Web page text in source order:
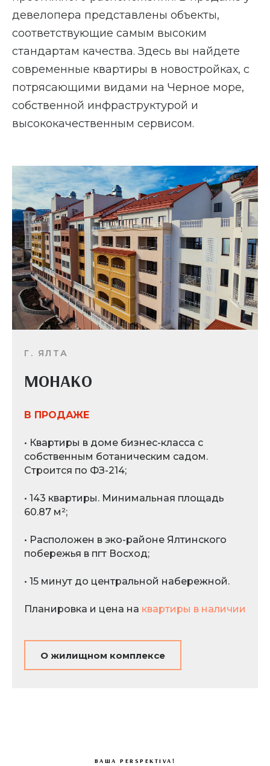
девелопера представлены объекты,
соответствующие самым высоким
стандартам качества. Здесь вы найдете
современные квартиры в новостройках, с
потрясающими видами на Черное море,
собственной инфраструктурой и
высококачественным сервисом.
Г. ЯЛТА
МОНАКО
В ПРОДАЖЕ
• Квартиры в доме бизнес-класса с
собственным ботаническим садом.
Строится по ФЗ-214;
• 143 квартиры. Минимальная площадь
60.87 м²;
• Расположен в эко-районе Ялтинского
побережья в пгт Восход;
• 15 минут до центральной набережной.
Планировка и цена на квартиры в наличии
О жилищном комплексе
ВАША PERSPEKTIVA!